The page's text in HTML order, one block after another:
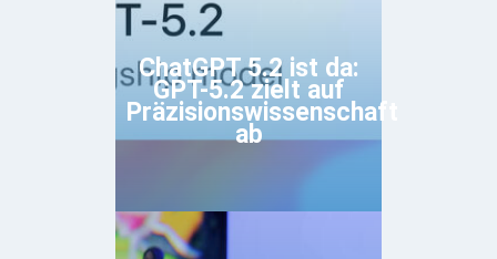
ChatGPT 5.2 ist da:
GPT-5.2 zielt auf
Präzisionswissenschaft
ab